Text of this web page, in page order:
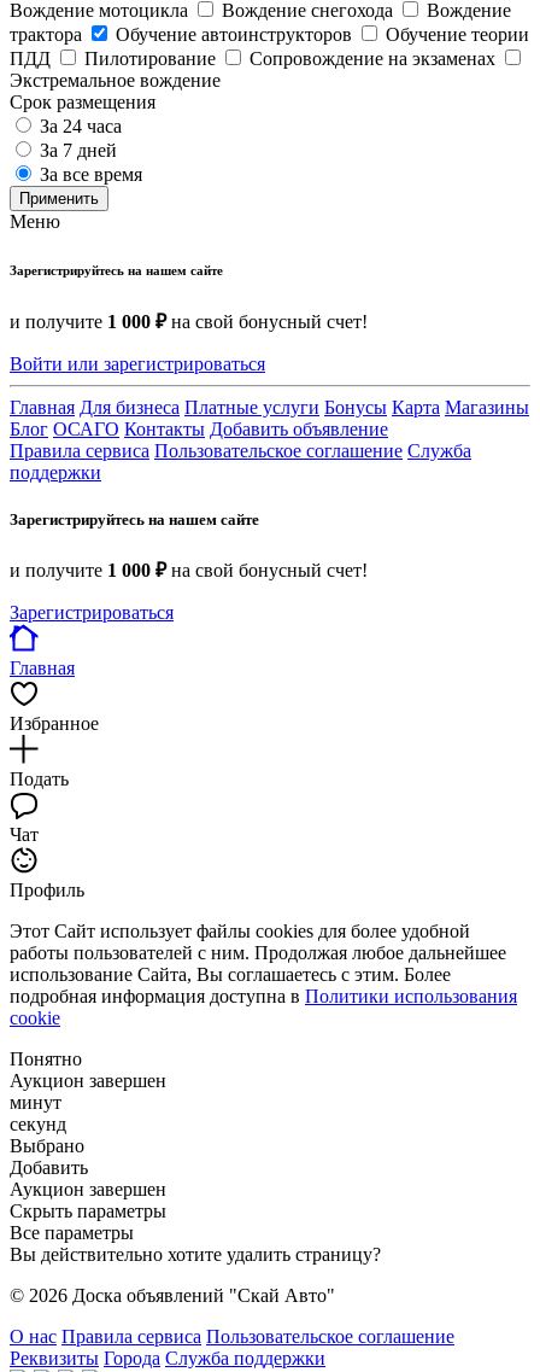
Вождение мотоцикла Вождение снегохода
Вождение
трактора
Обучение автоинструкторов
Обучение теории
ПДД
Пилотирование
Сопровождение на экзаменах
Экстремальное вождение
Срок размещения
За 24 часа
За 7 дней
За все время
Применить
Меню
Зарегистрируйтесь на нашем сайте
и получите 1 000 ₽на свой бонусный счет!
Войти или зарегистрироваться
Главная Для бизнеса Платные услуги Бонусы Карта Магазины
Блог ОСАГО Контакты Добавить объявление
Правила сервиса Пользовательское соглашение Служба
поддержки
Зарегистрируйтесь на нашем сайте
и получите 1 000 ₽на свой бонусный счет!
Зарегистрироваться
Главная
Избранное
Подать
Чат
Профиль
Этот Сайт использует файлы cookies для более удобной
работы пользователей с ним. Продолжая любое дальнейшее
использование Сайта, Вы соглашаетесь с этим. Более
подробная информация доступна в Политики использования
cookie
Понятно
Аукцион завершен
минут
секунд
Выбрано
Добавить
Аукцион завершен
Скрыть параметры
Все параметры
Вы действительно хотите удалить страницу?
© 2026 Доска объявлений "Скай Авто"
О нас Правила сервиса Пользовательское соглашение
Реквизиты Города Служба поддержки